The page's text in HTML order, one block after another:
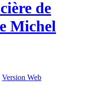
de
Michel
Version Web